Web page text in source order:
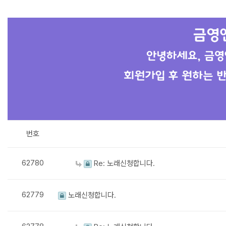
번호
62780 Re: 노래신청합니다.
62779 노래신청합니다.